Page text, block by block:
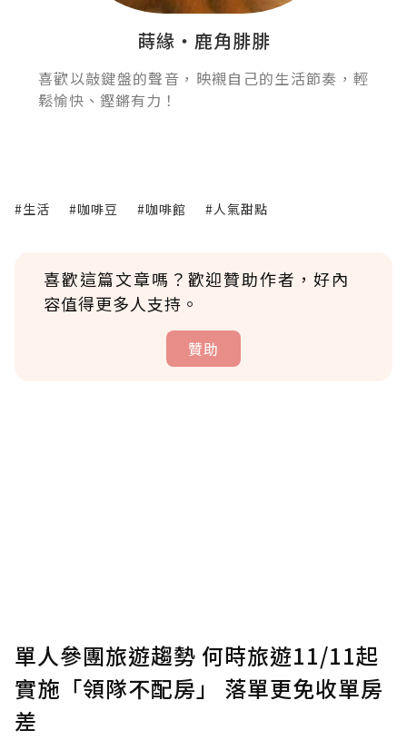
蒔緣‧鹿角腓腓
喜歡以敲鍵盤的聲音，映襯自己的生活節奏，輕
鬆愉快、鏗鏘有力！
#生活 #咖啡豆 #咖啡館 #人氣甜點
喜歡這篇文章嗎？歡迎贊助作者，好內
容值得更多人支持。
贊助
確認送出
單人參團旅遊趨勢 何時旅遊11/11起
實施「領隊不配房」 落單更免收單房
差